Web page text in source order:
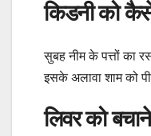
किडनी को
सुबह नीम के पत्तों का
इसके अलावा शाम को
लिवर को